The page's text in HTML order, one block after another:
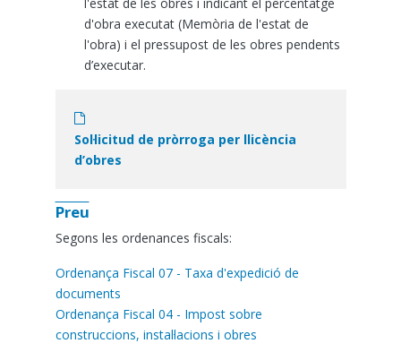
d'obra executat (Memòria de l'estat de
l'obra) i el pressupost de les obres pendents
d’executar.
Document
Sol·licitud de pròrroga per llicència
d’obres
Preu
Segons les ordenances fiscals:
Ordenança Fiscal 07 - Taxa d'expedició de
documents
Ordenança Fiscal 04 - Impost sobre
construccions, instal·lacions i obres